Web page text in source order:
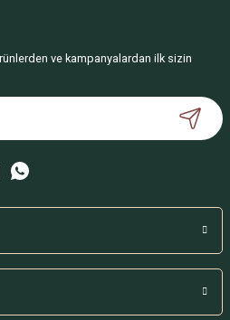
ve kampanyalardan ilk sizin